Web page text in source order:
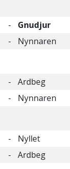
- Gnudjur
- Nynnaren
- Ardbeg
- Nynnaren
- Nyllet
- Ardbeg